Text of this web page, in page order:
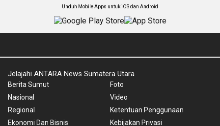
Unduh Mobile Apps untuk iOS dan Android
Jelajahi ANTARA News Sumatera Utara
Berita Sumut
Nasional
Regional
Ekonomi Dan Bisnis
Foto
Video
Ketentuan Penggunaan
Kebijakan Privasi